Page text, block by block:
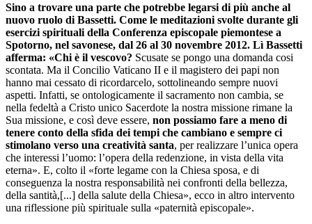
Sino a trovare una parte che potrebbe legarsi di più anche al
nuovo ruolo di Bassetti. Come le meditazioni svolte durante gli
esercizi spirituali della Conferenza episcopale piemontese a
Spotorno, nel savonese, dal 26 al 30 novembre 2012. Lì Bassetti
afferma: «Chi è il vescovo? Scusate se pongo una domanda cosi
scontata. Ma il Concilio Vaticano II e il magistero dei papi non
hanno mai cessato di ricordarcelo, sottolineando sempre nuovi
aspetti. Infatti, se ontologicamente il sacramento non cambia, se
nella fedeltà a Cristo unico Sacerdote la nostra missione rimane la
Sua missione, e così deve essere, non possiamo fare a meno di
tenere conto della sfida dei tempi che cambiano e sempre ci
stimolano verso una creatività santa, per realizzare l’unica opera
che interessi l’uomo: l’opera della redenzione, in vista della vita
eterna». E, colto il «forte legame con la Chiesa sposa, e di
conseguenza la nostra responsabilità nei confronti della bellezza,
della santità,[...] della salute della Chiesa», ecco in altro intervento
una riflessione più spirituale sulla «paternità episcopale».